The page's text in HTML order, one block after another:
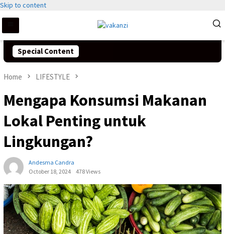
Skip to content
Special Content
Home LIFESTYLE
Mengapa Konsumsi Makanan
Lokal Penting untuk
Lingkungan?
Andesma Candra
October 18, 2024
478 Views